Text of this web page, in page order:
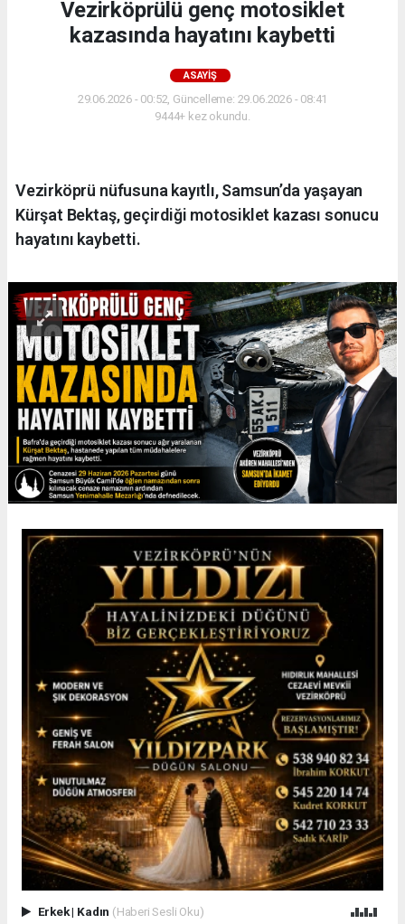
Vezirköprülü genç motosiklet
kazasında hayatını kaybetti
ASAYIŞ
29.06.2026 - 00:52, Güncelleme: 29.06.2026 - 08:41
9444+ kez okundu.
Vezirköprü nüfusuna kayıtlı, Samsun’da yaşayan
Kürşat Bektaş, geçirdiği motosiklet kazası sonucu
hayatını kaybetti.
Erkek| Kadın (Haberi Sesli Oku)